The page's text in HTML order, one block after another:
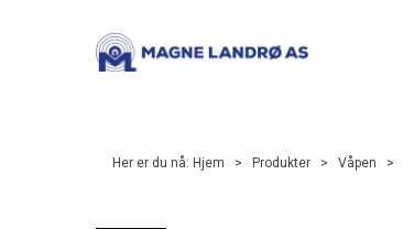
Her er du nå: Hjem > Produkter > Våpen >